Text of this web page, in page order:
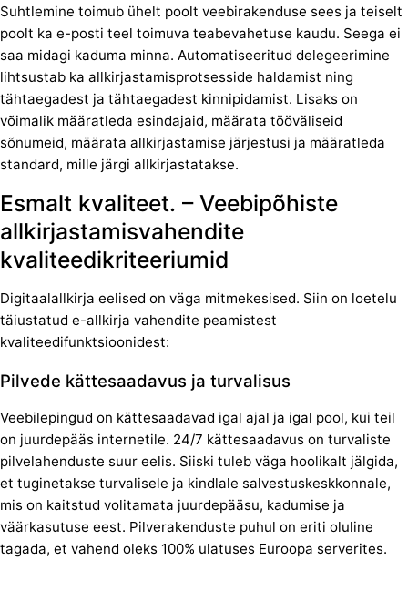
Suhtlemine toimub ühelt poolt veebirakenduse sees ja teiselt
poolt ka e-posti teel toimuva teabevahetuse kaudu. Seega ei
saa midagi kaduma minna. Automatiseeritud delegeerimine
lihtsustab ka allkirjastamisprotsesside haldamist ning
tähtaegadest ja tähtaegadest kinnipidamist. Lisaks on
võimalik määratleda esindajaid, määrata tööväliseid
sõnumeid, määrata allkirjastamise järjestusi ja määratleda
standard, mille järgi allkirjastatakse.
Esmalt kvaliteet. – Veebipõhiste
allkirjastamisvahendite
kvaliteedikriteeriumid
Digitaalallkirja eelised on väga mitmekesised. Siin on loetelu
täiustatud e-allkirja vahendite peamistest
kvaliteedifunktsioonidest:
Pilvede kättesaadavus ja turvalisus
Veebilepingud on kättesaadavad igal ajal ja igal pool, kui teil
on juurdepääs internetile. 24/7 kättesaadavus on turvaliste
pilvelahenduste suur eelis. Siiski tuleb väga hoolikalt jälgida,
et tuginetakse turvalisele ja kindlale salvestuskeskkonnale,
mis on kaitstud volitamata juurdepääsu, kadumise ja
väärkasutuse eest. Pilverakenduste puhul on eriti oluline
tagada, et vahend oleks 100% ulatuses Euroopa serverites.